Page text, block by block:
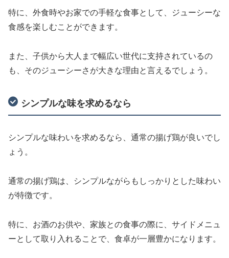
特に、外食時やお家での手軽な食事として、ジューシーな
食感を楽しむことができます。
また、子供から大人まで幅広い世代に支持されているの
も、そのジューシーさが大きな理由と言えるでしょう。
シンプルな味を求めるなら
シンプルな味わいを求めるなら、通常の揚げ鶏が良いでし
ょう。
通常の揚げ鶏は、シンプルながらもしっかりとした味わい
が特徴です。
特に、お酒のお供や、家族との食事の際に、サイドメニュ
ーとして取り入れることで、食卓が一層豊かになります。